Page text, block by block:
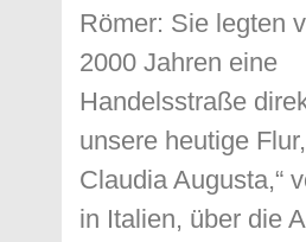
Römer: Sie legten
2000 Jahren eine
Handelsstraße
unsere heutige
Claudia Augusta,“
in Italien, über die